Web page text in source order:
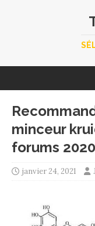
minceur
forums 2020
janvier 24, 2021